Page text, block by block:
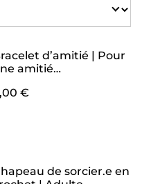
d’amitié | Pour
amitié
€
de sorcier.e en